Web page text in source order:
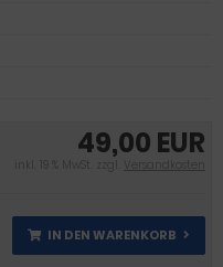
49,00 EUR
inkl. 19 % MwSt. zzgl. Versandkosten
IN DEN WARENKORB